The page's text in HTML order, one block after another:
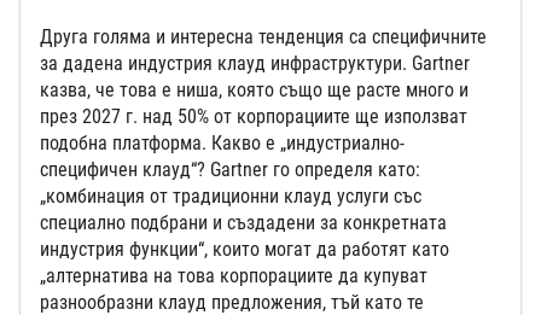
Друга голяма и интересна тенденция са специфичните
за дадена индустрия клауд инфраструктури. Gartner
казва, че това е ниша, която също ще расте много и
през 2027 г. над 50% от корпорациите ще използват
подобна платформа. Какво е „индустриално-
специфичен клауд“? Gartner го определя като:
„комбинация от традиционни клауд услуги със
специално подбрани и създадени за конкретната
индустрия функции“, които могат да работят като
„алтернатива на това корпорациите да купуват
разнообразни клауд предложения, тъй като те